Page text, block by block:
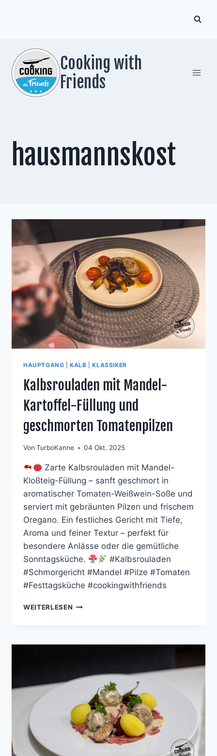
Cooking with
Friends
hausmannskost
HAUPTGANG |KALB |KLASSIKER
Kalbsrouladen mit Mandel-
Kartoffel-Füllung und
geschmorten Tomatenpilzen
Von TurboKanne 04 Okt. 2025
Zarte Kalbsrouladen mit Mandel-
Kloßteig-Füllung – sanft geschmort in
aromatischer Tomaten-Weißwein-Soße und
serviert mit gebräunten Pilzen und frischem
Oregano. Ein festliches Gericht mit Tiefe,
Aroma und feiner Textur – perfekt für
besondere Anlässe oder die gemütliche
Sonntagsküche.
#Kalbsrouladen
#Schmorgericht #Mandel #Pilze #Tomaten
#Festtagsküche #cookingwithfriends
WEITERLESEN KALBSROULADEN
FÜLLUNG
TOMATENPILZEN